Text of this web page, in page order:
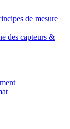
de mesure
des capteurs &